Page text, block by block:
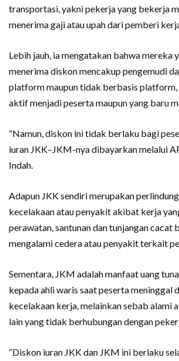
transportasi, yakni pekerja yang bekerja
menerima gaji atau upah dari pemberi
Lebih jauh, ia mengatakan bahwa mereka
menerima diskon mencakup pengemudi
platform maupun tidak berbasis platform,
aktif menjadi peserta maupun yang baru
“Namun, diskon ini tidak berlaku bagi
iuran JKK–JKM-nya dibayarkan melalui
Indah.
Adapun JKK sendiri merupakan
kecelakaan atau penyakit akibat kerja
perawatan, santunan dan tunjangan cacat
mengalami cedera atau penyakit terkait
Sementara, JKM adalah manfaat uang
kepada ahli waris saat peserta meninggal
kecelakaan kerja, melainkan sebab alami
lain yang tidak berhubungan dengan
“Diskon iuran JKK dan JKM ini berlaku